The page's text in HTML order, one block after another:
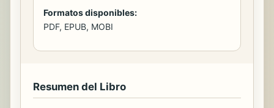
Formatos disponibles:
PDF, EPUB, MOBI
Resumen del Libro